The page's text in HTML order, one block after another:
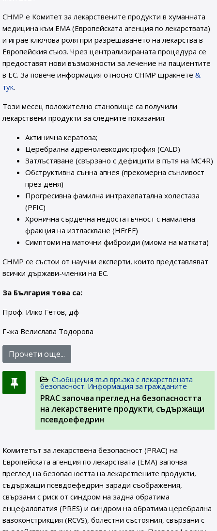
CHMP е Комитет за лекарствените продукти в хуманната
медицина към EMA (Европейската агенция по лекарствата)
и играе ключова роля при разрешаването на лекарства в
Европейския съюз. Чрез централизираната процедура се
предоставят нови възможности за лечение на пациентите
в ЕС. За повече информация относно CHMP щракнете
тук.
Този месец положително становище са получили
лекарствени продукти за следните показания:
Актинична кератоза;
Церебрална адренолевкодистрофия (CALD)
Затлъстяване (свързано с дефицити в пътя на MC4R)
Обструктивна сънна апнея (прекомерна сънливост
през деня)
Прогресивна фамилна интрахепатална холестаза
(PFIC)
Хронична сърдечна недостатъчност с намалена
фракция на изтласкване (HFrEF)
Симптоми на маточни фиброиди (миома на матката)
CHMP се състои от научни експерти, които представляват
всички държави-членки на ЕС.
За България това са:
Проф. Илко Гетов, дф
Г-жа Велислава Тодорова
Прочети още...
Съобщения във връзка с лекарствената
безопасност. Информация за гражданите
PRAC започва преглед на безопасността
на лекарствените продукти, съдържащи
псевдоефедрин
Комитетът за лекарствена безопасност (PRAC) на
Европейската агенция по лекарствата (ЕМА) започва
преглед на безопасността на лекарствените продукти,
съдържащи псевдоефедрин заради съображения,
свързани с риск от синдром на задна обратима
енцефалопатия (PRES) и синдром на обратима церебрална
вазоконстрикция (RCVS), болестни състояния, свързани с